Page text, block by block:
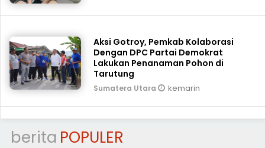
Aksi Gotroy, Pemkab ‎Kolaborasi
Dengan DPC Partai Demokrat
Lakukan Penanaman Pohon di
Tarutung
Sumatera Utara kemarin
berita POPULER